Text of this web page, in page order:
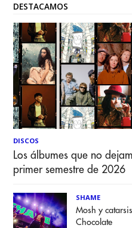
DESTACAMOS
DISCOS
Los álbumes que no
primer semestre de 2026
SHAME
Mosh y
Chocolate